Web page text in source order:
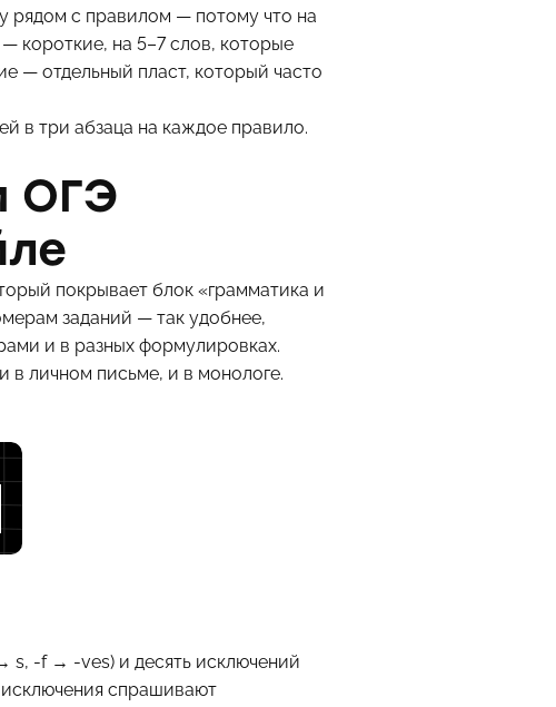
рядом с правилом — потому что на
короткие, на 5–7 слов, которые
— отдельный пласт, который часто
в три абзаца на каждое правило.
ОГЭ
покрывает блок «грамматика и
заданий — так удобнее,
и в разных формулировках.
в личном письме, и в монологе.
s, -f → -ves) и десять исключений
спрашивают